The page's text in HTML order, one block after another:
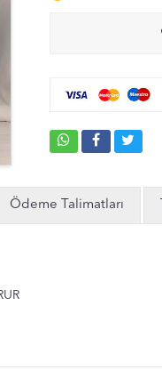
Ödeme Talimatları